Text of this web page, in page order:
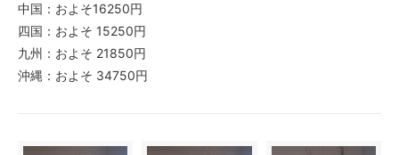
中国：およそ16250円
四国：およそ 15250円
九州：およそ 21850円
沖縄：およそ 34750円